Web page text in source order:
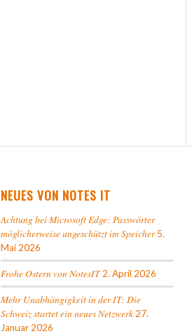
NEUES VON NOTES IT
Achtung bei Microsoft Edge: Passwörter
möglicherweise ungeschützt im Speicher 5.
Mai 2026
Frohe Ostern von NotesIT 2. April 2026
Mehr Unabhängigkeit in der IT: Die
Schweiz startet ein neues Netzwerk 27.
Januar 2026